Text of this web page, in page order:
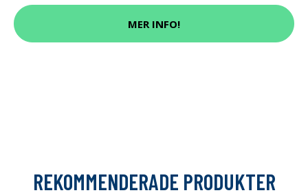
MER INFO!
REKOMMENDERADE PRODUKTER